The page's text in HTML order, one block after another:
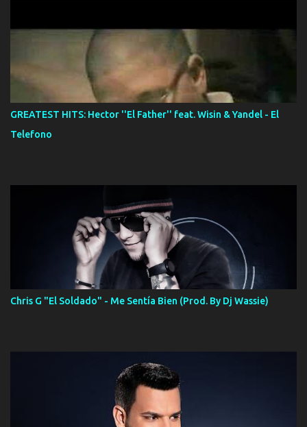
GREATEST HITS: Hector ''El Father'' feat. Wisin & Yandel - El
Telefono
Chris G "El Soldado" - Me Sentía Bien (Prod. By Dj Wassie)